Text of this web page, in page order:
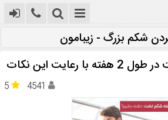
شکم بزرگ - زیبامون
این نکات
5 4541